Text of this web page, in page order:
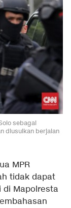
sebagai
diusulkan berjalan
MPR
tidak dapat
di Mapolresta